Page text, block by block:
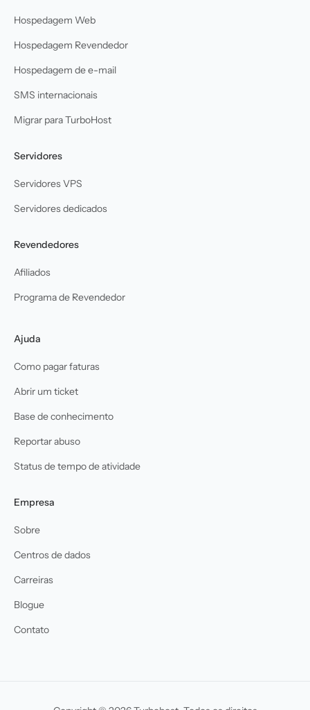
Hospedagem Web
Hospedagem Revendedor
Hospedagem de e-mail
SMS internacionais
Migrar para TurboHost
Servidores
Servidores VPS
Servidores dedicados
Revendedores
Afiliados
Programa de Revendedor
Ajuda
Como pagar faturas
Abrir um ticket
Base de conhecimento
Reportar abuso
Status de tempo de atividade
Empresa
Sobre
Centros de dados
Carreiras
Blogue
Contato